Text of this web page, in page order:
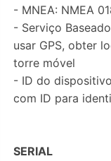
- MNEA: NMEA
- Serviço
usar GPS, obter
torre móvel
- ID do
com ID para
SERIAL